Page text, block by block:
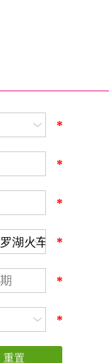
*
*
*
*
*
*